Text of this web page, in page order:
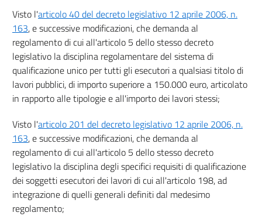
18
19
20
21
22
23
24
25
26
27
28
Visto l'articolo 40 del decreto legislativo 12 aprile 2006, n.
163, e successive modificazioni, che demanda al
regolamento di cui all'articolo 5 dello stesso decreto
legislativo la disciplina regolamentare del sistema di
qualificazione unico per tutti gli esecutori a qualsiasi titolo di
lavori pubblici, di importo superiore a 150.000 euro, articolato
in rapporto alle tipologie e all'importo dei lavori stessi;
Visto l'articolo 201 del decreto legislativo 12 aprile 2006, n.
163, e successive modificazioni, che demanda al
regolamento di cui all'articolo 5 dello stesso decreto
legislativo la disciplina degli specifici requisiti di qualificazione
dei soggetti esecutori dei lavori di cui all'articolo 198, ad
integrazione di quelli generali definiti dal medesimo
regolamento;